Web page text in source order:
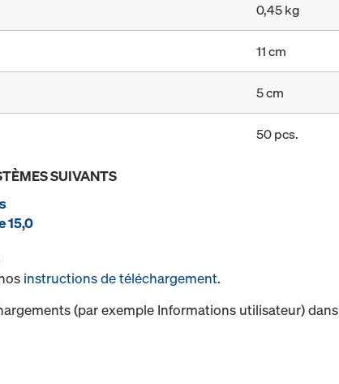
0,45 kg
11 cm
5 cm
50 pcs.
SUIVANTS
15,0
instructions de téléchargement.
(par exemple Informations utilisateur) dans